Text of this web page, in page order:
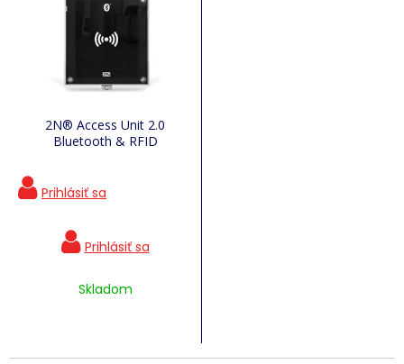
2N® Access Unit 2.0
Bluetooth & RFID
Skladom